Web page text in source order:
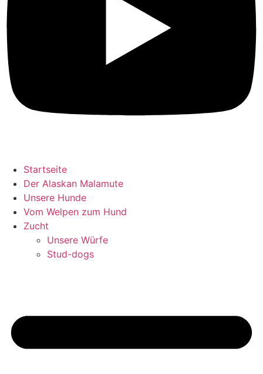
Startseite
Der Alaskan Malamute
Unsere Hunde
Vom Welpen zum Hund
Zucht
Unsere Würfe
Stud-dogs